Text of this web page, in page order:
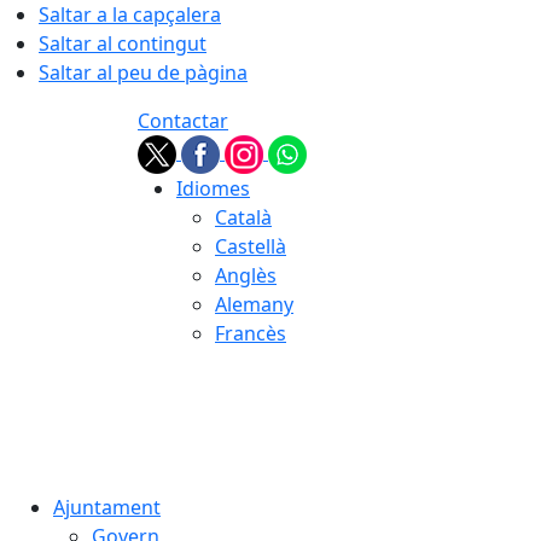
Saltar a la capçalera
Saltar al contingut
Saltar al peu de pàgina
Contactar
Idiomes
Català
Castellà
Anglès
Alemany
Francès
Ajuntament